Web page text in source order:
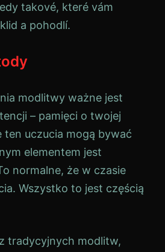
takové, které vám
a pohodlí.
modlitwy ważne jest
– pamięci o twojej
ten uczucia mogą bywać
elementem jest
normalne, że w czasie
Wszystko to jest częścią
tradycyjnych modlitw,